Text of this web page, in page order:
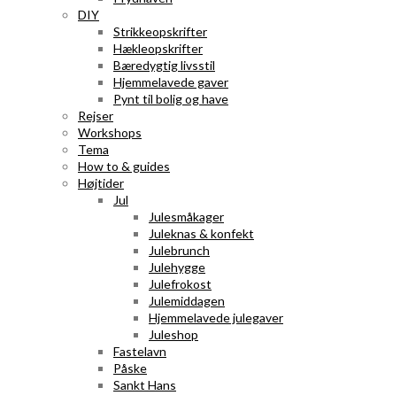
DIY
Strikkeopskrifter
Hækleopskrifter
Bæredygtig livsstil
Hjemmelavede gaver
Pynt til bolig og have
Rejser
Workshops
Tema
How to & guides
Højtider
Jul
Julesmåkager
Juleknas & konfekt
Julebrunch
Julehygge
Julefrokost
Julemiddagen
Hjemmelavede julegaver
Juleshop
Fastelavn
Påske
Sankt Hans